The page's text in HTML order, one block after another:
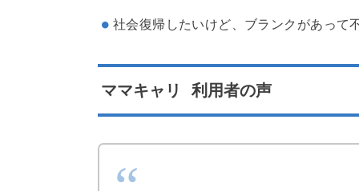
社会復帰したいけど、ブランクがあって
ママキャリ 利用者の声